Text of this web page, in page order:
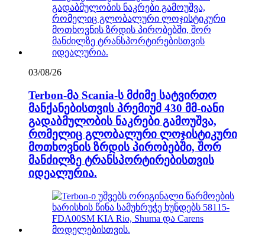
03/08/26
Terbon-მა Scania-ს მძიმე სატვირთო
მანქანებისთვის პრემიუმ 430 მმ-იანი
გადაბმულობის ნაკრები გამოუშვა,
რომელიც გლობალური ლოჯისტიკური
მოთხოვნის ზრდის პირობებში, შორ
მანძილზე ტრანსპორტირებისთვის
იდეალურია.